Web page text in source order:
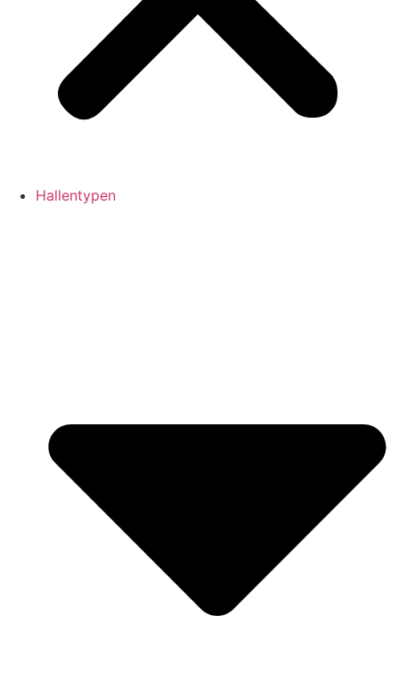
Hallentypen